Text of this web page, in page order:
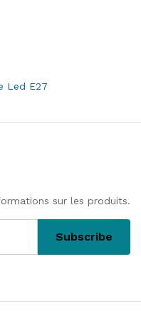
Led E27
sur les produits.